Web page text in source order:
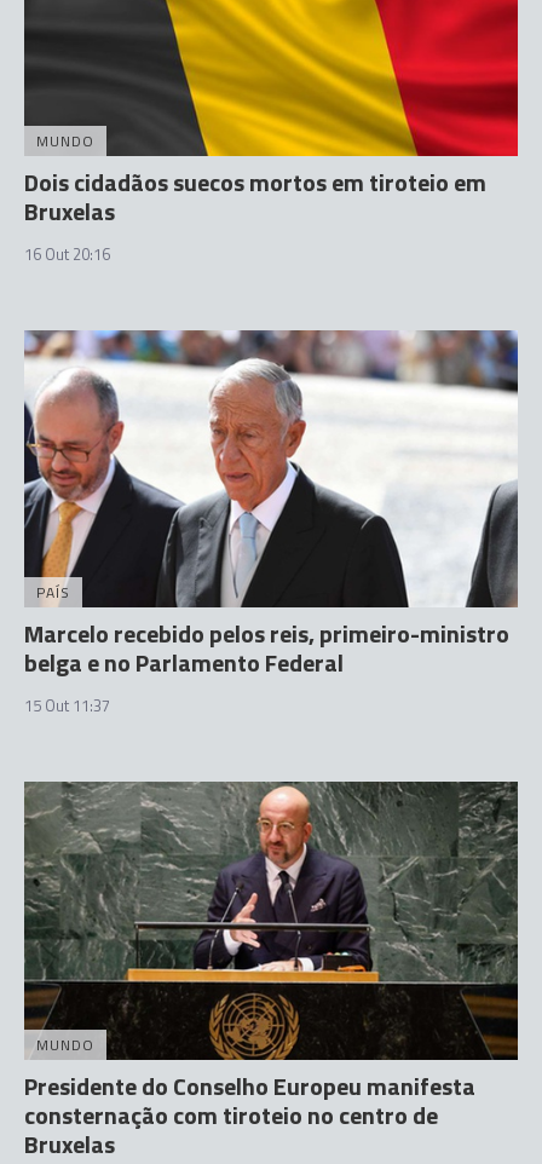
MUNDO
Dois cidadãos suecos mortos em tiroteio em
Bruxelas
16 Out 20:16
PAÍS
Marcelo recebido pelos reis, primeiro-ministro
belga e no Parlamento Federal
15 Out 11:37
MUNDO
Presidente do Conselho Europeu manifesta
consternação com tiroteio no centro de
Bruxelas